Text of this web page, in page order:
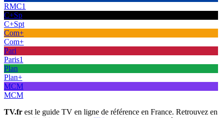
RMC1
C+Sp
C+Spt
Com+
Com+
Pari
Paris1
Plan
Plan+
MCM
MCM
TV.fr est le guide TV en ligne de référence en France. Retrouvez en